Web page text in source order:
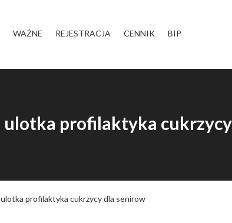
WAŻNE REJESTRACJA CENNIK BIP
ulotka profilaktyka
ulotka profilaktyka cukrzycy dla senirow